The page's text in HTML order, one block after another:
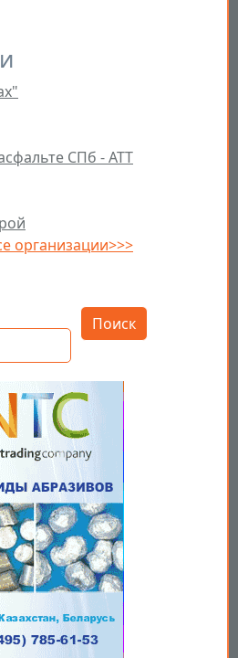
СПб - ATT
организации>>>